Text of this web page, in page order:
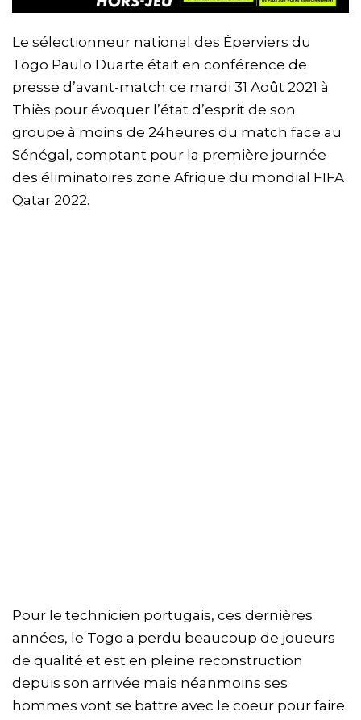
Le sélectionneur national des Éperviers du
Togo Paulo Duarte était en conférence de
presse d’avant-match ce mardi 31 Août 2021 à
Thiès pour évoquer l’état d’esprit de son
groupe à moins de 24heures du match face au
Sénégal, comptant pour la première journée
des éliminatoires zone Afrique du mondial FIFA
Qatar 2022.
Pour le technicien portugais, ces dernières
années, le Togo a perdu beaucoup de joueurs
de qualité et est en pleine reconstruction
depuis son arrivée mais néanmoins ses
hommes vont se battre avec le coeur pour faire